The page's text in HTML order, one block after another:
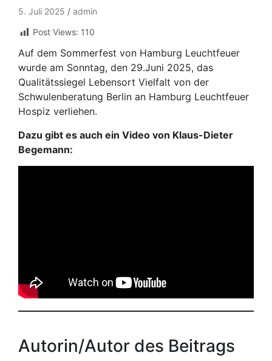
5. Juli 2025
admin
Post Views: 110
Auf dem Sommerfest von Hamburg Leuchtfeuer
wurde am Sonntag, den 29.Juni 2025, das
Qualitätssiegel Lebensort Vielfalt von der
Schwulenberatung Berlin an Hamburg Leuchtfeuer
Hospiz verliehen.
Dazu gibt es auch ein Video von Klaus-Dieter
Begemann:
Autorin/Autor des Beitrags